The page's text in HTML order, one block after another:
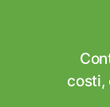
costi,